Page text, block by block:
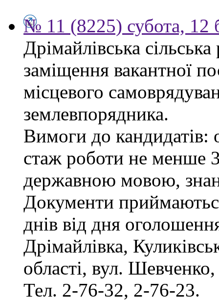
№ 11 (8225) субота, 12
Дрімайлівська
заміщення вакантної
місцевого
землевпорядника.
Вимоги до кандидатів:
стаж роботи не менше
державною мовою,
Документи
днів від дня
Дрімайлівка,
області, вул.
Тел. 2-76-32, 2-76-23.